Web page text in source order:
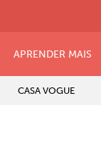
APRENDER MAIS
CASA VOGUE